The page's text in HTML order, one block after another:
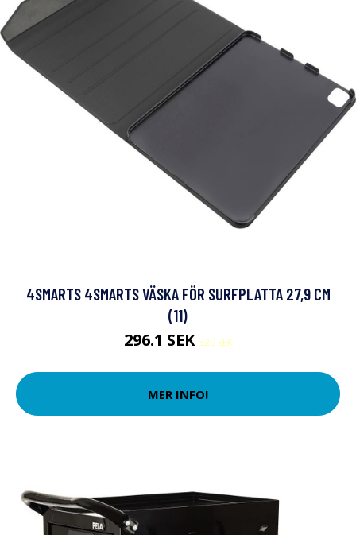
4SMARTS 4SMARTS VÄSKA FÖR SURFPLATTA 27,9 CM
(11)
296.1 SEK329 SEK
MER INFO!